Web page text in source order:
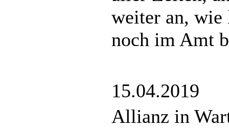
weiter an, wie
noch im Amt
15.04.2019
Allianz in